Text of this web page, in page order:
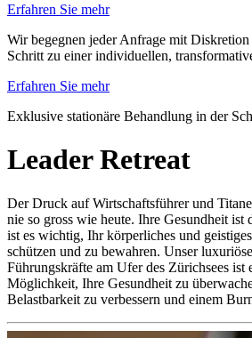
Erfahren Sie mehr
Wir begegnen jeder Anfrage mit
Schritt zu einer individuellen,
Erfahren Sie mehr
Exklusive stationäre Behandlung in der
Leader Retreat
Der Druck auf Wirtschaftsführer und
nie so gross wie heute. Ihre Gesundheit ist
ist es wichtig, Ihr körperliches und
schützen und zu bewahren. Unser
Führungskräfte am Ufer des Zürichsees ist
Möglichkeit, Ihre Gesundheit zu
Belastbarkeit zu verbessern und einem